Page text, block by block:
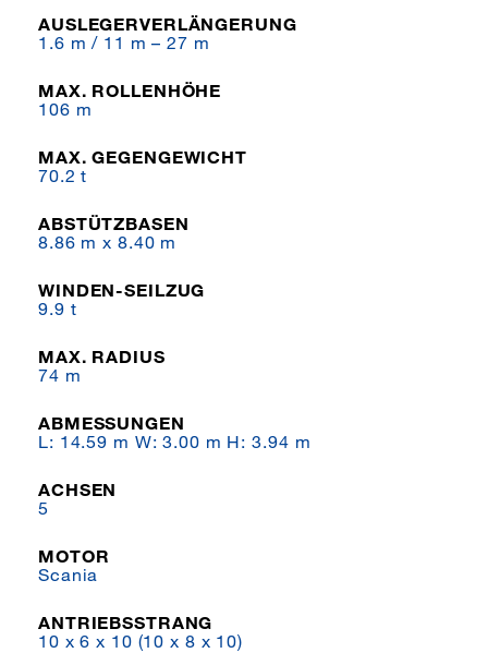
AUSLEGERVERLÄNGERUNG
1.6 m / 11 m – 27 m
MAX. ROLLENHÖHE
106 m
MAX. GEGENGEWICHT
70.2 t
ABSTÜTZBASEN
8.86 m x 8.40 m
WINDEN-SEILZUG
9.9 t
MAX. RADIUS
74 m
ABMESSUNGEN
L: 14.59 m W: 3.00 m H: 3.94 m
ACHSEN
5
MOTOR
Scania
ANTRIEBSSTRANG
10 x 6 x 10 (10 x 8 x 10)